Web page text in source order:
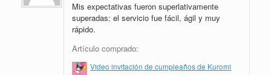
5de 5
Mis expectativas fueron superlativamente
superadas: el servicio fue fácil, ágil y muy
rápido.
Artículo comprado:
Video invitación de cumpleaños de Kuromi